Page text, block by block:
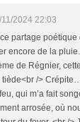
2024 22:03
partage poétique
encore de la
de Régnier,
/>
feu, qui m’a fait
arrosée, où